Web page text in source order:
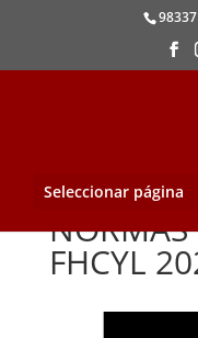
Seleccionar página
NORMAS
FHCYL